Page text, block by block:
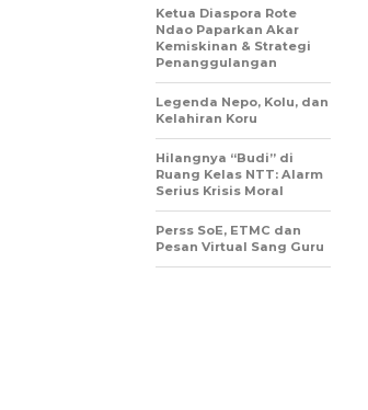
Ketua Diaspora Rote
Ndao Paparkan Akar
Kemiskinan & Strategi
Penanggulangan
Legenda Nepo, Kolu, dan
Kelahiran Koru
Hilangnya “Budi” di
Ruang Kelas NTT: Alarm
Serius Krisis Moral
Perss SoE, ETMC dan
Pesan Virtual Sang Guru